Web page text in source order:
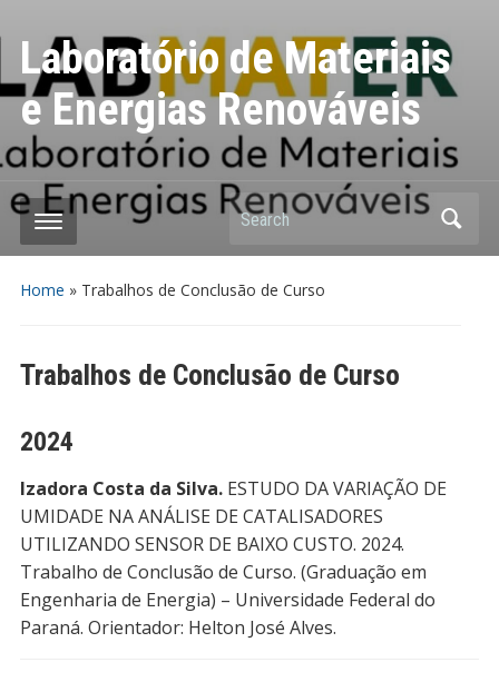
Laboratório de Materiais
e Energias Renováveis
Search
Home » Trabalhos de Conclusão de Curso
Trabalhos de Conclusão de Curso
2024
Izadora Costa da Silva.ESTUDO DA VARIAÇÃO DE
UMIDADE NA ANÁLISE DE CATALISADORES
UTILIZANDO SENSOR DE BAIXO CUSTO. 2024.
Trabalho de Conclusão de Curso. (Graduação em
Engenharia de Energia) – Universidade Federal do
Paraná. Orientador: Helton José Alves.